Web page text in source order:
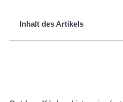
Inhalt des Artikels